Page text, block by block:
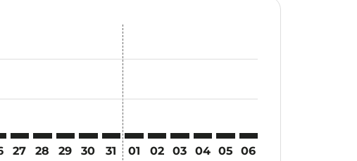
disclaimer. ค้นหาข้อเสนอ
disclaimer. ค้นหาข้อเสนอ
offers-disclaimer. ค้นหาข้อเสนอ
view-offers-disclaimer. ค้นหาข้อเสนอ
cmp-view-offers-disclaimer. ค้นหาข้อเสนอ
cmp-view-offers-disclaimer. ค้นหาข้อเสนอ
XIY–VTE: cmp-view-offers-disclaimer. ค้นหาข้อเสนอ
27
XIY–VTE: cmp-view-offers-disclaimer. ค้นหาข้อเสนอ
28
XIY–VTE: cmp-view-offers-disclaimer. ค้นหาข้อเสนอ
29
XIY–VTE: cmp-view-offers-disclaimer. ค้นหาข้อเสนอ
30
XIY–VTE: cmp-view-offers-disclaimer. ค้นหาข้อเส
31 01 02 03 04 05 06